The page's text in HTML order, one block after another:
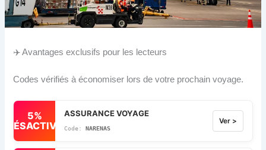
✈️ Avantages exclusifs pour les lecteurs
Codes vérifiés à économiser lors de votre prochain voyage.
5%
DÉSACTIVÉ
ASSURANCE VOYAGE
NARENAS
Ver >